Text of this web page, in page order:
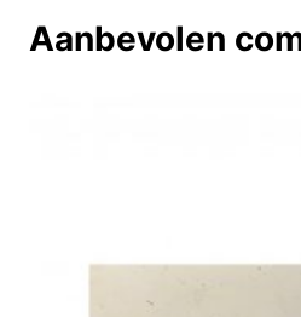
Aanbevolen